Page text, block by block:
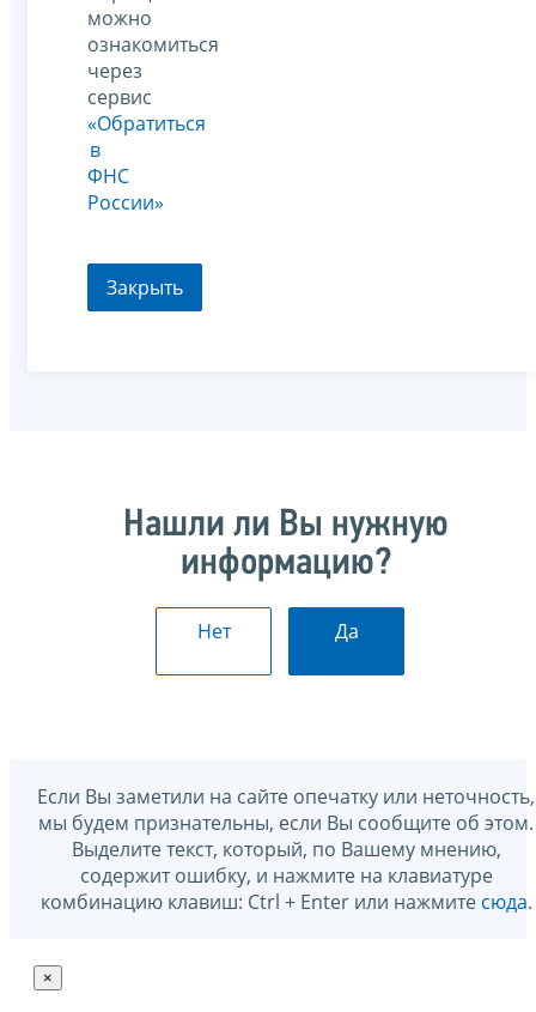
можно
ознакомиться
через
сервис
«Обратиться
в
ФНС
России»
Закрыть
Нашли ли Вы нужную
информацию?
Нет Да
Если Вы заметили на сайте опечатку или неточность,
мы будем признательны, если Вы сообщите об этом.
Выделите текст, который, по Вашему мнению,
содержит ошибку, и нажмите на клавиатуре
комбинацию клавиш: Ctrl + Enter или нажмите сюда.
×